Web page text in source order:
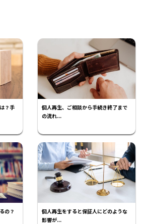
？手
個人再生、ご相談から手続き終了まで
の流れ...
の？
個人再生をすると保証人にどのような
影響が...